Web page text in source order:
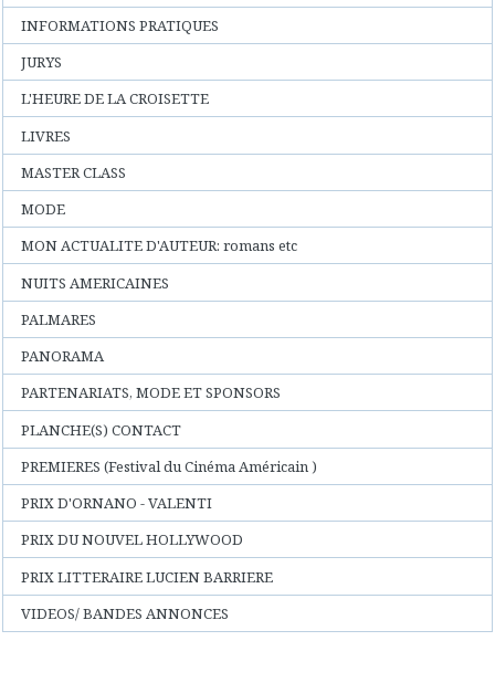
INFORMATIONS PRATIQUES
JURYS
L'HEURE DE LA CROISETTE
LIVRES
MASTER CLASS
MODE
MON ACTUALITE D'AUTEUR: romans etc
NUITS AMERICAINES
PALMARES
PANORAMA
PARTENARIATS, MODE ET SPONSORS
PLANCHE(S) CONTACT
PREMIERES (Festival du Cinéma Américain )
PRIX D'ORNANO - VALENTI
PRIX DU NOUVEL HOLLYWOOD
PRIX LITTERAIRE LUCIEN BARRIERE
VIDEOS/ BANDES ANNONCES